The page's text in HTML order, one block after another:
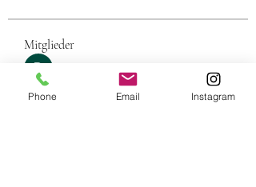
Mitglieder
Dangyc Ding Folgen
Phone Email Instagram